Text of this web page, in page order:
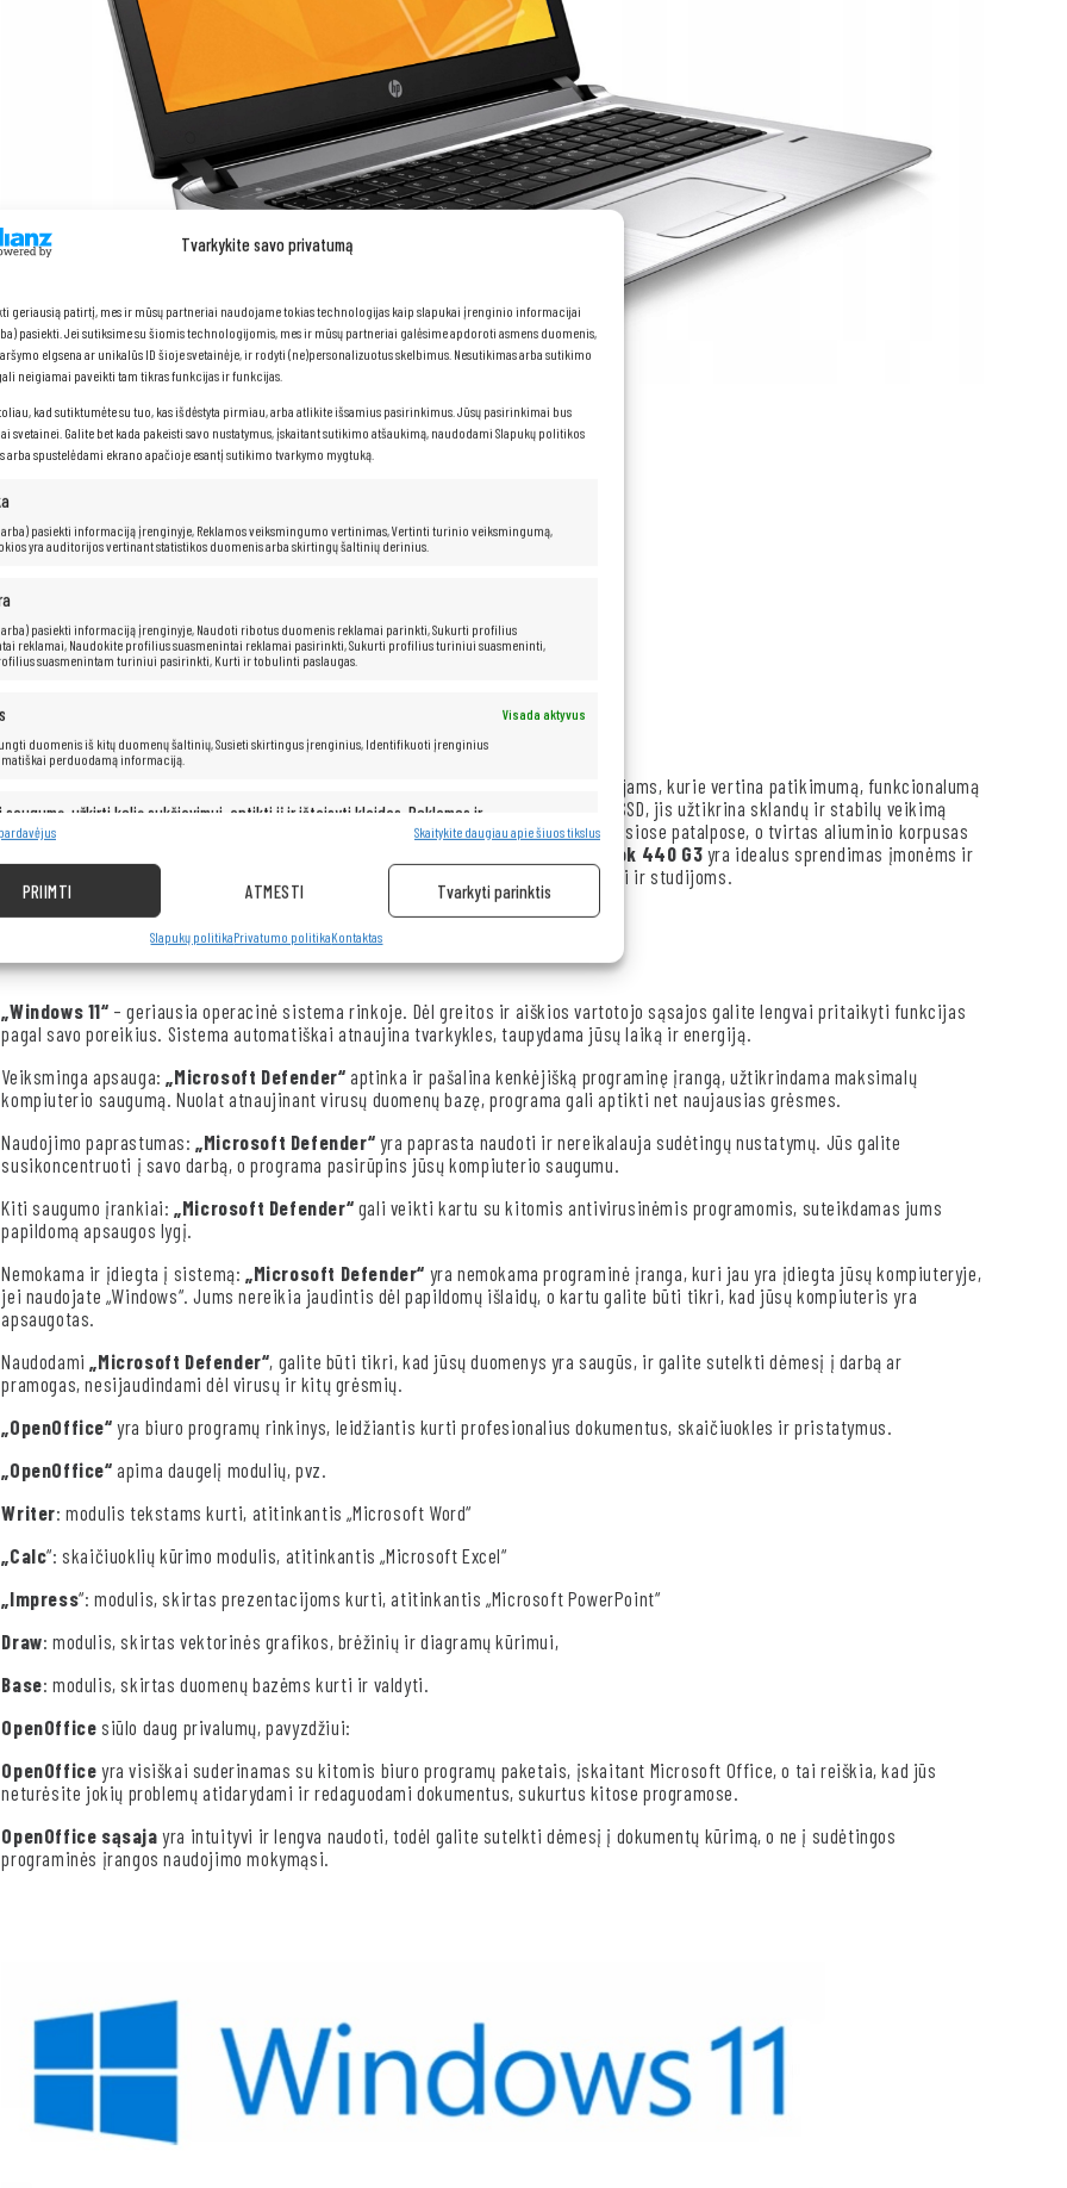
Tvarkykite savo privatumą
geriausią patirtį, mes ir mūsų partneriai naudojame tokias technologijas kaip slapukai įrenginio informacijai
pasiekti. Jei sutiksime su šiomis technologijomis, mes ir mūsų partneriai galėsime apdoroti asmens duomenis,
elgsena ar unikalūs ID šioje svetainėje, ir rodyti (ne)personalizuotus skelbimus. Nesutikimas arba sutikimo
neigiamai paveikti tam tikras funkcijas ir funkcijas.
kad sutiktumėte su tuo, kas išdėstyta pirmiau, arba atlikite išsamius pasirinkimus. Jūsų pasirinkimai bus
svetainei. Galite bet kada pakeisti savo nustatymus, įskaitant sutikimo atšaukimą, naudodami Slapukų politikos
spustelėdami ekrano apačioje esantį sutikimo tvarkymo mygtuką.
pasiekti informaciją įrenginyje, Reklamos veiksmingumo vertinimas, Vertinti turinio veiksmingumą,
yra auditorijos vertinant statistikos duomenis arba skirtingų šaltinių derinius.
pasiekti informaciją įrenginyje, Naudoti ribotus duomenis reklamai parinkti, Sukurti profilius
reklamai, Naudokite profilius suasmenintai reklamai pasirinkti, Sukurti profilius turiniui suasmeninti,
suasmenintam turiniui pasirinkti, Kurti ir tobulinti paslaugas.
Visada aktyvus
duomenis iš kitų duomenų šaltinių, Susieti skirtingus įrenginius, Identifikuoti įrenginius
perduodamą informaciją.
saugumą, užkirti kelią sukčiavimui, aptikti jį ir ištaisyti klaidas, Reklamos ir
ir pateikimas.
Skaitykite daugiau apie šiuos tikslus
PRIIMTI ATMESTI Tvarkyti parinktis
Slapukų politikaPrivatumo politikaKontaktas
HP ProBook 440 G3
RAM: 8GB
Kietasis diskas: 512GB SSD
yra tvirtas verslo nešiojamas kompiuteris, sukurtas vartotojams, kurie vertina patikimumą, funkcionalumą
ir eleganciją. Įrengtas galingu 6-osios kartos Intel Core i3 procesoriumi ir greitu SSD, jis užtikrina sklandų ir stabilų veikimą
kasdieninėse biuro programose. Matinis ekranas užtikrina patogų darbą netgi šviesiose patalpose, o tvirtas aliuminio korpusas
HP ProBook 440 G3 yra idealus sprendimas įmonėms ir
individualiems vartotojams, ieškantiems patikimo nešiojamojo kompiuterio darbui ir studijoms.
„Windows 11“ – geriausia operacinė sistema rinkoje. Dėl greitos ir aiškios vartotojo sąsajos galite lengvai pritaikyti funkcijas
pagal savo poreikius. Sistema automatiškai atnaujina tvarkykles, taupydama jūsų laiką ir energiją.
Veiksminga apsauga:
„Microsoft Defender“ aptinka ir pašalina kenkėjišką programinę įrangą, užtikrindama maksimalų
kompiuterio saugumą. Nuolat atnaujinant virusų duomenų bazę, programa gali aptikti net naujausias grėsmes.
Naudojimo paprastumas:
„Microsoft Defender“ yra paprasta naudoti ir nereikalauja sudėtingų nustatymų. Jūs galite
susikoncentruoti į savo darbą, o programa pasirūpins jūsų kompiuterio saugumu.
Kiti saugumo įrankiai:
„Microsoft Defender“ gali veikti kartu su kitomis antivirusinėmis programomis, suteikdamas jums
papildomą apsaugos lygį.
Nemokama ir įdiegta į sistemą:
„Microsoft Defender“ yra nemokama programinė įranga, kuri jau yra įdiegta jūsų kompiuteryje,
jei naudojate „Windows“. Jums nereikia jaudintis dėl papildomų išlaidų, o kartu galite būti tikri, kad jūsų kompiuteris yra
apsaugotas.
Naudodami
„Microsoft Defender“, galite būti tikri, kad jūsų duomenys yra saugūs, ir galite sutelkti dėmesį į darbą ar
pramogas, nesijaudindami dėl virusų ir kitų grėsmių.
„OpenOffice“ yra biuro programų rinkinys, leidžiantis kurti profesionalius dokumentus, skaičiuokles ir pristatymus.
„OpenOffice“ apima daugelį modulių, pvz.
Writer: modulis tekstams kurti, atitinkantis „Microsoft Word“
„Calc“: skaičiuoklių kūrimo modulis, atitinkantis „Microsoft Excel“
„Impress“: modulis, skirtas prezentacijoms kurti, atitinkantis „Microsoft PowerPoint“
Draw: modulis, skirtas vektorinės grafikos, brėžinių ir diagramų kūrimui,
Base: modulis, skirtas duomenų bazėms kurti ir valdyti.
OpenOffice siūlo daug privalumų, pavyzdžiui:
OpenOffice yra visiškai suderinamas su kitomis biuro programų paketais, įskaitant Microsoft Office, o tai reiškia, kad jūs
neturėsite jokių problemų atidarydami ir redaguodami dokumentus, sukurtus kitose programose.
OpenOffice sąsaja yra intuityvi ir lengva naudoti, todėl galite sutelkti dėmesį į dokumentų kūrimą, o ne į sudėtingos
programinės įrangos naudojimo mokymąsi.